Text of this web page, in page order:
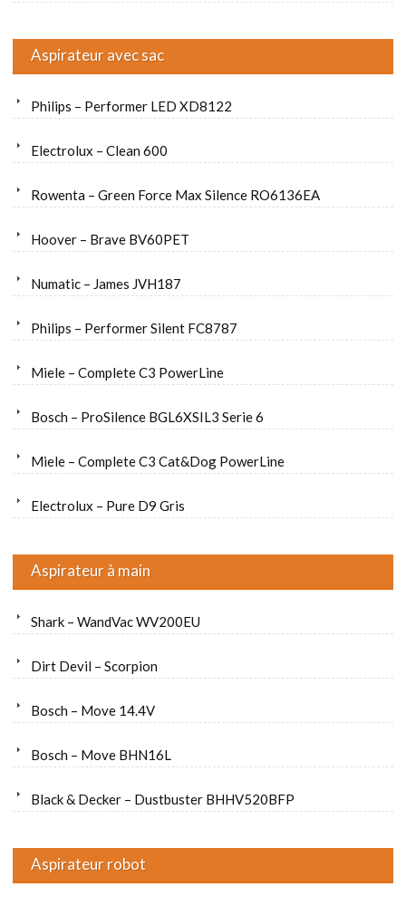
Aspirateur avec sac
Philips – Performer LED XD8122
Electrolux – Clean 600
Rowenta – Green Force Max Silence RO6136EA
Hoover – Brave BV60PET
Numatic – James JVH187
Philips – Performer Silent FC8787
Miele – Complete C3 PowerLine
Bosch – ProSilence BGL6XSIL3 Serie 6
Miele – Complete C3 Cat&Dog PowerLine
Electrolux – Pure D9 Gris
Aspirateur à main
Shark – WandVac WV200EU
Dirt Devil – Scorpion
Bosch – Move 14.4V
Bosch – Move BHN16L
Black & Decker – Dustbuster BHHV520BFP
Aspirateur robot